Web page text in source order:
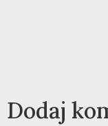
Dodaj